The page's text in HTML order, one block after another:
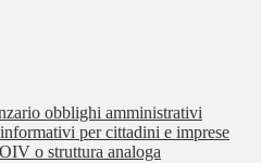
obblighi amministrativi
per cittadini e imprese
o struttura analoga